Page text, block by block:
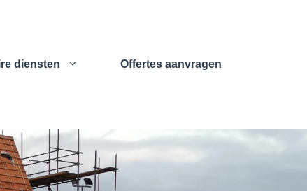
diensten Offertes aanvragen